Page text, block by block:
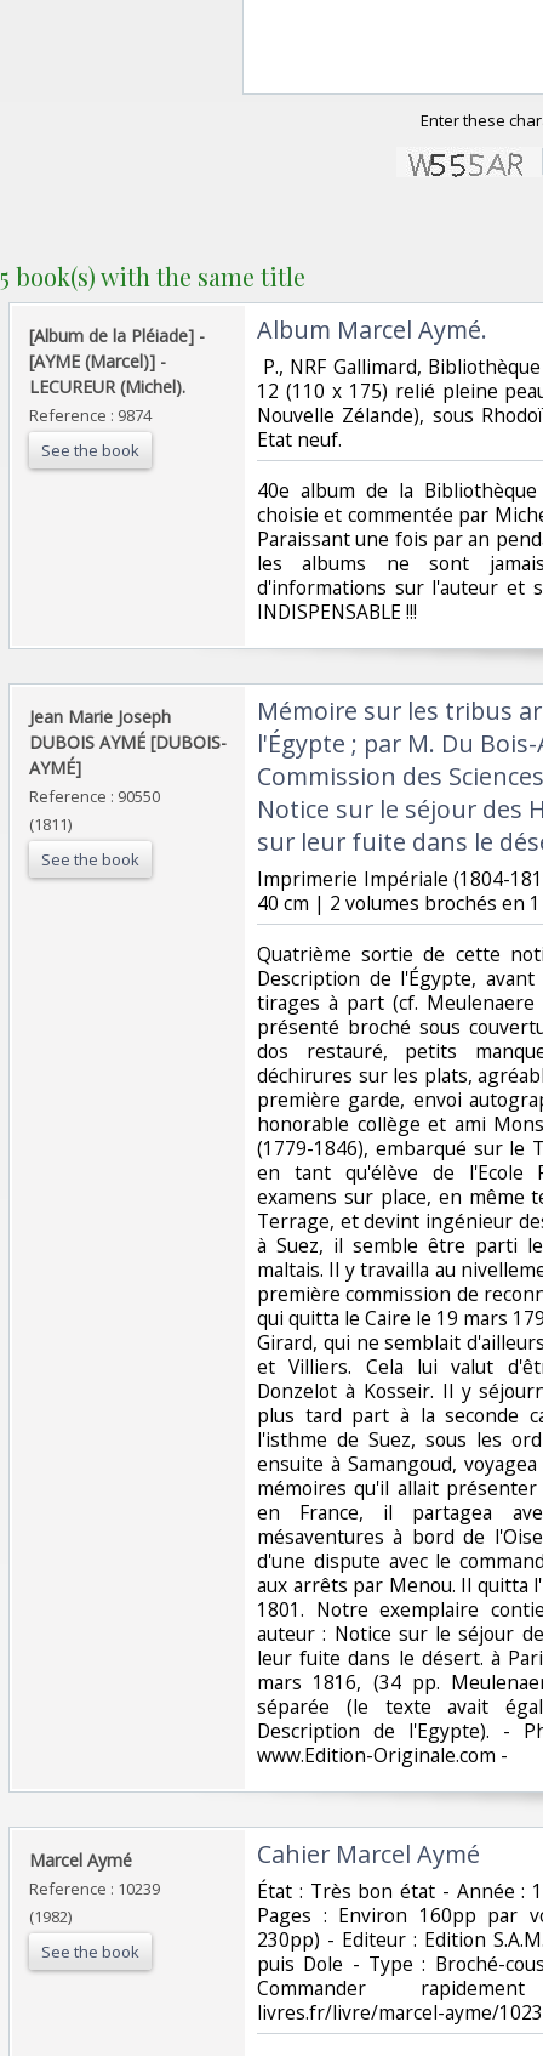
Enter these
5 book(s) with the same title
‎[Album de la Pléiade] -
[AYME (Marcel)] -
LECUREUR (Michel). ‎
Reference : 9874
See the book
‎Album Marcel Aymé.‎
P., NRF Gallimard,
12 (110 x 175) relié pleine
Nouvelle Zélande), sous
Etat neuf. ‎
‎40e album de la
choisie et commentée par
Paraissant une fois par an
les albums ne sont
d'informations sur l'auteur et
INDISPENSABLE !!! ‎
‎Jean Marie Joseph
DUBOIS AYMÉ [DUBOIS-
AYMÉ]‎
Reference : 90550
(1811)
See the book
‎Mémoire sur les tribus
l'Égypte ; par M. Du
Commission des
Notice sur le séjour des
sur leur fuite dans le
‎Imprimerie Impériale (1804-
40 cm | 2 volumes brochés en 1‎
‎Quatrième sortie de cette
Description de l'Égypte,
tirages à part (cf.
présenté broché sous
dos restauré, petits
déchirures sur les plats,
première garde, envoi
honorable collège et ami
(1779-1846), embarqué sur le
en tant qu'élève de l'Ecole
examens sur place, en même
Terrage, et devint ingénieur
à Suez, il semble être parti
maltais. Il y travailla au
première commission de
qui quitta le Caire le 19 mars
Girard, qui ne semblait
et Villiers. Cela lui valut
Donzelot à Kosseir. Il y
plus tard part à la seconde
l'isthme de Suez, sous les
ensuite à Samangoud,
mémoires qu'il allait
en France, il partagea
mésaventures à bord de
d'une dispute avec le
aux arrêts par Menou. Il quitta
1801. Notre exemplaire
auteur : Notice sur le séjour
leur fuite dans le désert. à
mars 1816, (34 pp.
séparée (le texte avait
Description de l'Egypte). -
www.Edition-Originale.com -‎
‎Marcel Aymé‎
Reference : 10239
(1982)
See the book
‎Cahier Marcel Aymé‎
‎État : Très bon état - Année :
Pages : Environ 160pp par
230pp) - Editeur : Edition
puis Dole - Type : Broché-
Commander
livres.fr/livre/marcel-ayme/